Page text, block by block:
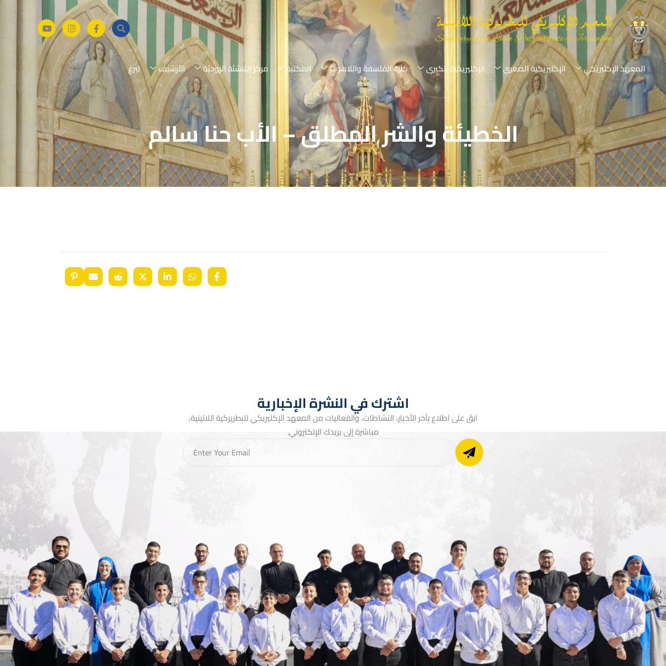
المعهد الإكليريكي الإكليريكية الصغرى الإكليريكية الكبرى كلية الفلسفة واللاهوت المكتبة مركز التنشئة الروحيّة الأرشيف تبرع
الخطيئة والشر المطلق – الأب حنا سالم
اشترك في النشرة الإخبارية
ابقَ على اطلاع بآخر الأخبار، النشاطات، والفعاليات من المعهد الإكليريكي للبطريركية اللاتينية،
مباشرة إلى بريدك الإلكتروني.